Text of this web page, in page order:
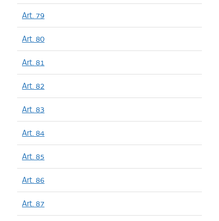
Art. 79
Art. 80
Art. 81
Art. 82
Art. 83
Art. 84
Art. 85
Art. 86
Art. 87